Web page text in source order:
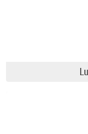
dits «
6 , 8 , et 9.25
Si votre
doute votre
Le R102